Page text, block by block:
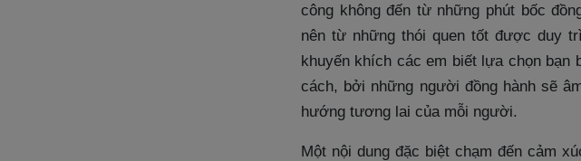
công không đến từ những phút bốc
nên từ những thói quen tốt được duy
khuyến khích các em biết lựa chọn
cách, bởi những người đồng hành sẽ
hướng tương lai của mỗi người.
Một nội dung đặc biệt chạm đến cảm